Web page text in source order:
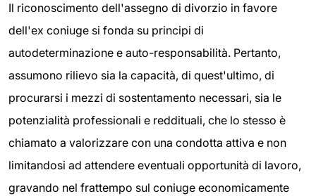
Il riconoscimento dell'assegno di divorzio in favore
dell'ex coniuge si fonda su principi di
autodeterminazione e auto-responsabilità. Pertanto,
assumono rilievo sia la capacità, di quest'ultimo, di
procurarsi i mezzi di sostentamento necessari, sia le
potenzialità professionali e reddituali, che lo stesso è
chiamato a valorizzare con una condotta attiva e non
limitandosi ad attendere eventuali opportunità di lavoro,
gravando nel frattempo sul coniuge economicamente